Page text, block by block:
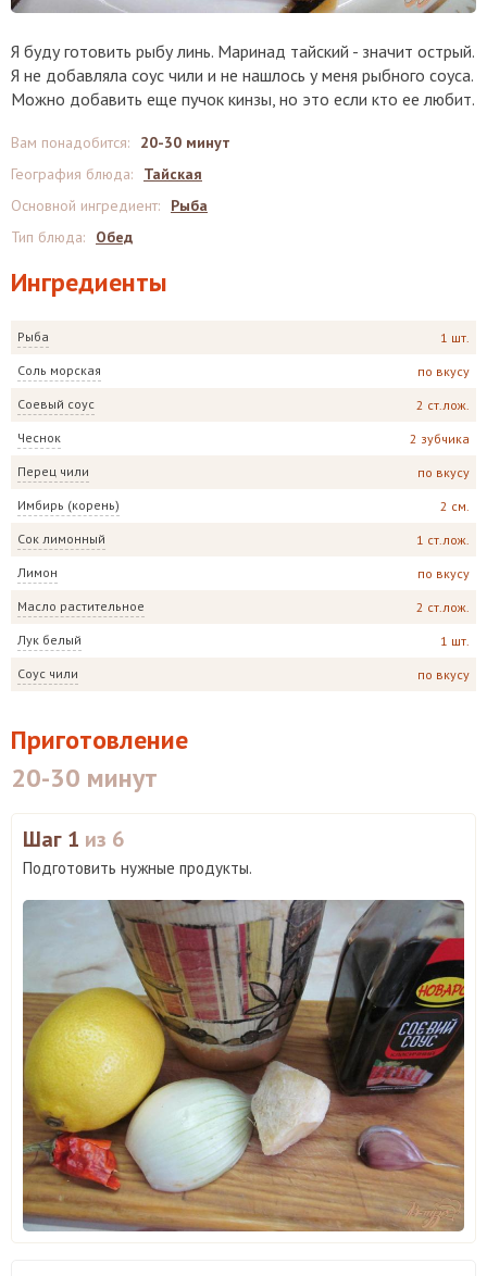
Я буду готовить рыбу линь. Маринад тайский - значит острый.
Я не добавляла соус чили и не нашлось у меня рыбного соуса.
Можно добавить еще пучок кинзы, но это если кто ее любит.
Ингредиенты
Рыба 1 шт.
Соль морская по вкусу
Соевый соус 2 ст.лож.
Чеснок 2 зубчика
Перец чили по вкусу
Имбирь (корень) 2 см.
Сок лимонный 1 ст.лож.
Лимон по вкусу
Масло растительное 2 ст.лож.
Лук белый 1 шт.
Соус чили по вкусу
Вам понадобится:
20-30 минут
География блюда:
Тайская
Основной ингредиент:
Рыба
Тип блюда: Обед
Приготовление
20-30 минут
Шаг 1 из 6
Подготовить нужные продукты.